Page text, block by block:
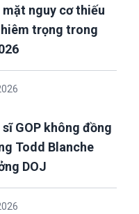
mặt nguy cơ thiếu
trọng trong
GOP không đồng
Todd Blanche
DOJ